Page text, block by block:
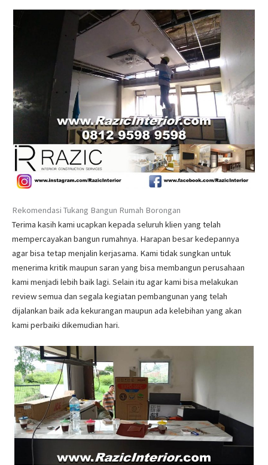
Rekomendasi Tukang Bangun Rumah Borongan
Terima kasih kami ucapkan kepada seluruh klien yang telah
mempercayakan bangun rumahnya. Harapan besar kedepannya
agar bisa tetap menjalin kerjasama. Kami tidak sungkan untuk
menerima kritik maupun saran yang bisa membangun perusahaan
kami menjadi lebih baik lagi. Selain itu agar kami bisa melakukan
review semua dan segala kegiatan pembangunan yang telah
dijalankan baik ada kekurangan maupun ada kelebihan yang akan
kami perbaiki dikemudian hari.